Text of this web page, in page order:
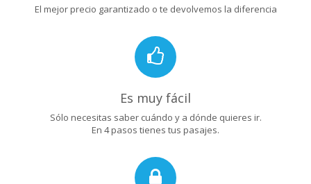
El mejor precio garantizado o te devolvemos la diferencia
Es muy fácil
Sólo necesitas saber cuándo y a dónde quieres ir.
En 4 pasos tienes tus pasajes.